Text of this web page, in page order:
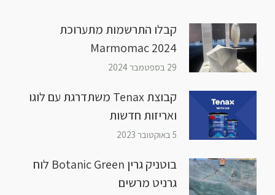
קבלו התרשמות מתערוכת
Marmomac 2024
29 בספטמבר 2024
קבוצת Tenax משתדרגת עם לוגו
ואריזות חדשות
5 באוקטובר 2023
בוטניק גרין Botanic Green לוח
גרניט מרשים